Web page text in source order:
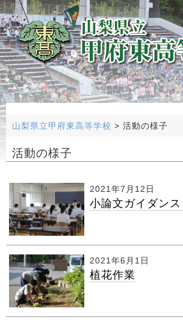
山梨県立甲府東高等学校 > 活動の様子
活動の様子
2021年7月12日
小論文ガイダンス
2021年6月1日
植花作業